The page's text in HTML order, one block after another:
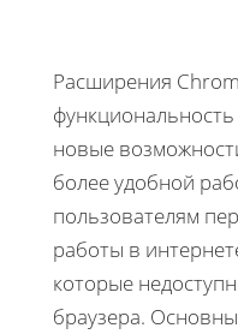
Расширения
новые
более удобной
пользователям
работы в
которые
браузера.